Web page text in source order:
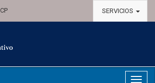
SERVICIOS